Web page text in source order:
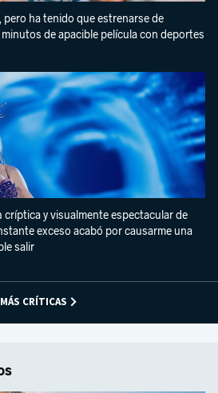
ha tenido que estrenarse de
de apacible película con deportes
y visualmente espectacular de
exceso acabó por causarme una
salir
MÁS CRÍTICAS